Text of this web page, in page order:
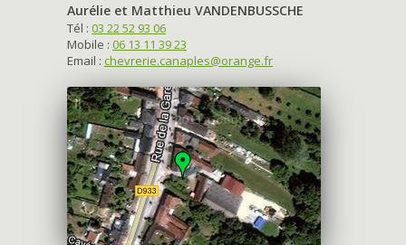
Aurélie et Matthieu VANDENBUSSCHE
Tél : 03 22 52 93 06
Mobile : 06 13 11 39 23
Email : chevrerie.canaples@orange.fr